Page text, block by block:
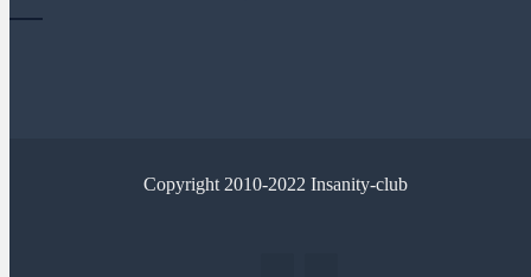
Copyright 2010-2022 Insanity-club